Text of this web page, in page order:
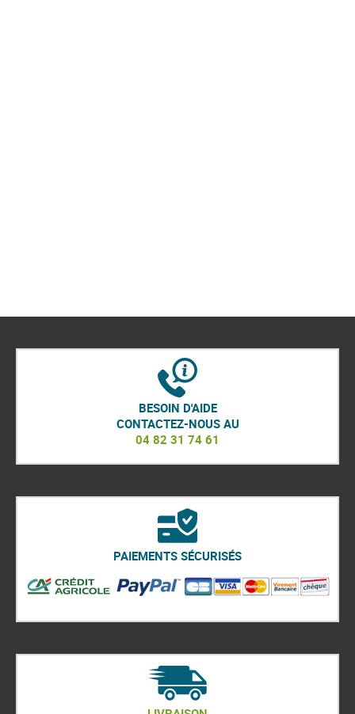
BESOIN D'AIDE
CONTACTEZ-NOUS AU
04 82 31 74 61
PAIEMENTS SÉCURISÉS